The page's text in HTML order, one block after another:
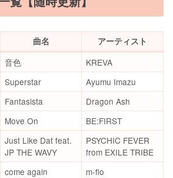
曲名 アーティスト
音色
KREVA
Superstar
Ayumu Imazu
Fantasista
Dragon Ash
Move On BE:FIRST
Just Like Dat feat.
JP THE WAVY
PSYCHIC FEVER
from EXILE TRIBE
come again
m-flo